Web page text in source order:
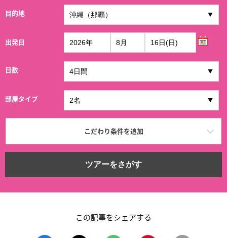
目的地
出発日
日数
部屋タイプ
こだわり条件を追加
ツアーをさがす
この記事をシェアする